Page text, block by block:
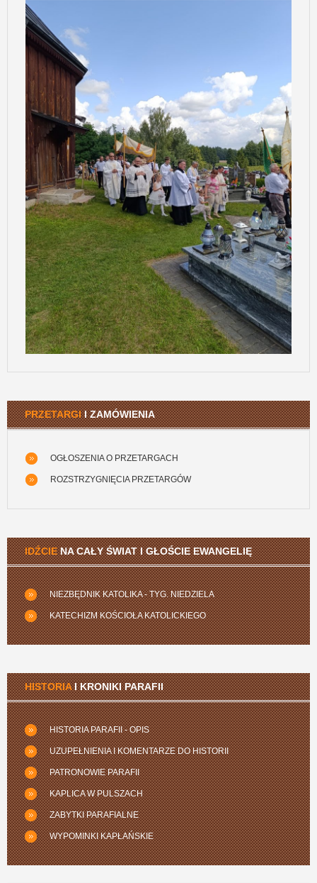
PRZETARGII ZAMÓWIENIA
OGŁOSZENIA O PRZETARGACH
ROZSTRZYGNIĘCIA PRZETARGÓW
IDŹCIENA CAŁY ŚWIAT I GŁOŚCIE EWANGELIĘ
NIEZBĘDNIK KATOLIKA - TYG. NIEDZIELA
KATECHIZM KOŚCIOŁA KATOLICKIEGO
HISTORIAI KRONIKI PARAFII
HISTORIA PARAFII - OPIS
UZUPEŁNIENIA I KOMENTARZE DO HISTORII
PATRONOWIE PARAFII
KAPLICA W PULSZACH
ZABYTKI PARAFIALNE
WYPOMINKI KAPŁAŃSKIE